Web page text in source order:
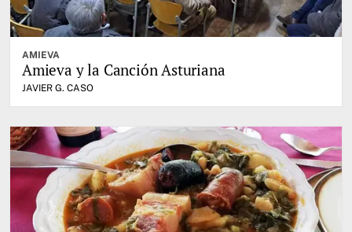
AMIEVA
Amieva y la Canción Asturiana
JAVIER G. CASO